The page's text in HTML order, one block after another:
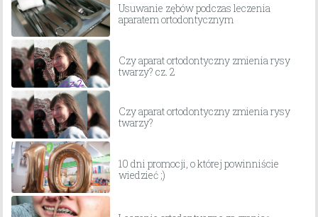
Usuwanie zębów podczas leczenia
aparatem ortodontycznym
Czy aparat ortodontyczny zmienia rysy
twarzy? cz. 2
Czy aparat ortodontyczny zmienia rysy
twarzy?
10 dni promocji, o której powinniście
wiedzieć ;)